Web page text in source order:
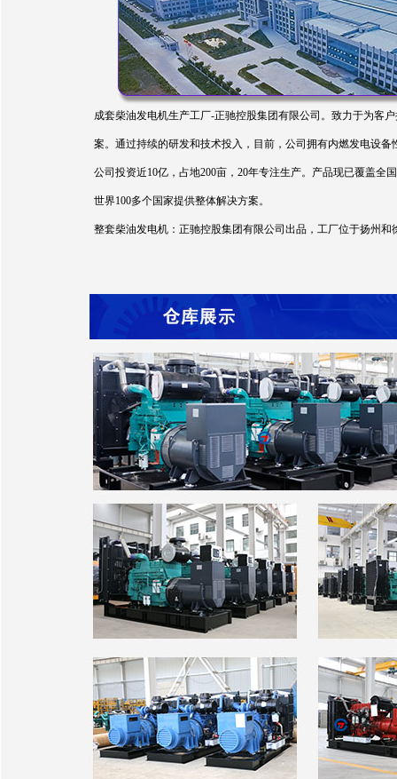
成套柴油发电机生产工厂-正驰控股集团有限公司。致力于为客
案。通过持续的研发和技术投入，目前，公司拥有内燃发电设
公司投资近10亿，占地200亩，20年专注生产。产品现已覆盖
世界100多个国家提供整体解决方案。
整套柴油发电机：正驰控股集团有限公司出品，工厂位于扬州和